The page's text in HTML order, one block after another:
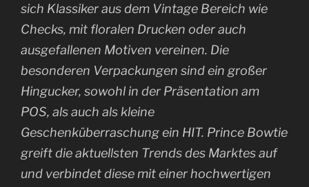
sich Klassiker aus dem Vintage Bereich wie
Checks, mit floralen Drucken oder auch
ausgefallenen Motiven vereinen. Die
besonderen Verpackungen sind ein großer
Hingucker, sowohl in der Präsentation am
POS, als auch als kleine
Geschenküberraschung ein HIT. Prince Bowtie
greift die aktuellsten Trends des Marktes auf
und verbindet diese mit einer hochwertigen